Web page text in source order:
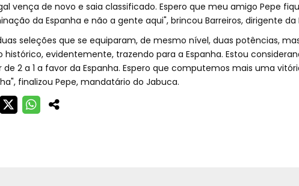
vença de novo e saia classificado. Espero que meu amigo Pepe
da Espanha e não a gente aqui", brincou Barreiros, dirigente da
seleções que se equiparam, de mesmo nível, duas potências,
histórico, evidentemente, trazendo para a Espanha. Estou
de 2 a 1 a favor da Espanha. Espero que computemos mais uma
finalizou Pepe, mandatário do Jabuca.